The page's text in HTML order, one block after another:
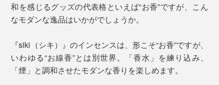
和を感じるグッズの代表格といえば“お香”ですが、こん
なモダンな逸品はいかがでしょうか。
『siki（シキ）』のインセンスは、形こそ“お香”ですが、
いわゆる“お線香”とは別世界。「香水」を練り込み、
「煙」と調和させたモダンな香りを楽しめます。